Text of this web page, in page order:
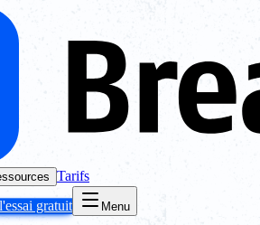
Tarifs
gratuit Menu